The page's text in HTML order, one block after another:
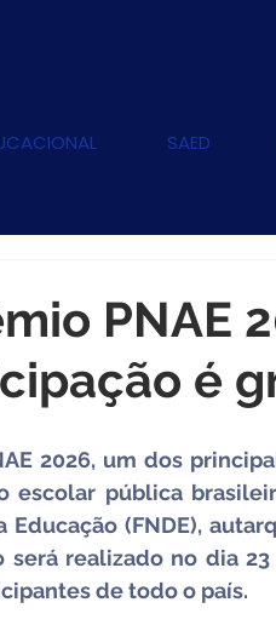
SAED
PNAE
é
2026, um dos
pública
(FNDE),
será realizado no dia
de todo o país.